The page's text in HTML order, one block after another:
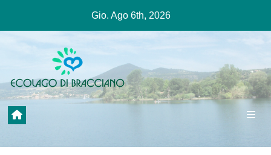
contenuto
Gio. Ago 6th, 2026